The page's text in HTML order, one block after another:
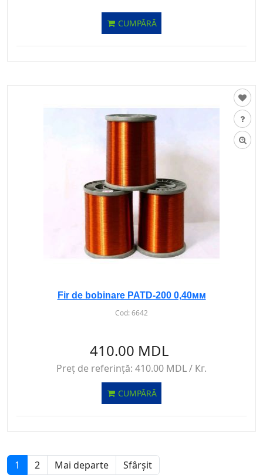
CUMPĂRĂ
Fir de bobinare PATD-200 0,40мм
Cod:6642
410.00 MDL
Preț de referință: 410.00 MDL / Кг.
CUMPĂRĂ
1 2 Mai departe Sfârșit